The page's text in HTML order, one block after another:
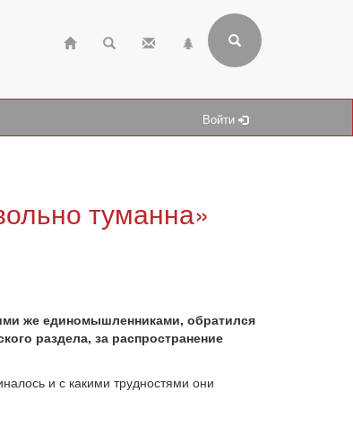
Войти
туманна»
же единомышленниками, обратился
раздела, за распространение
и с какими трудностями они